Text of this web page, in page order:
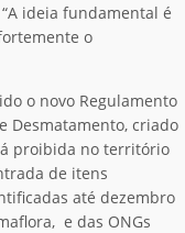
ideia fundamental é
o
o novo Regulamento
Desmatamento, criado
proibida no território
de itens
até dezembro
e das ONGs